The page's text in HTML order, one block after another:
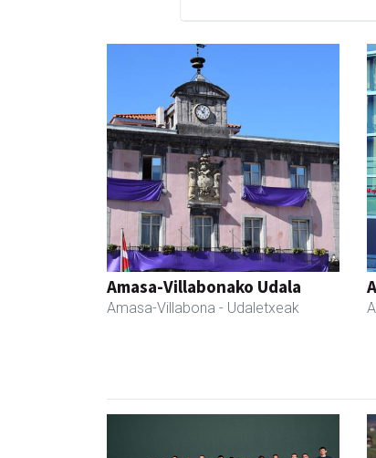
Amasa-Villabonako Udala
Amasa-Villabona - Udaletxeak